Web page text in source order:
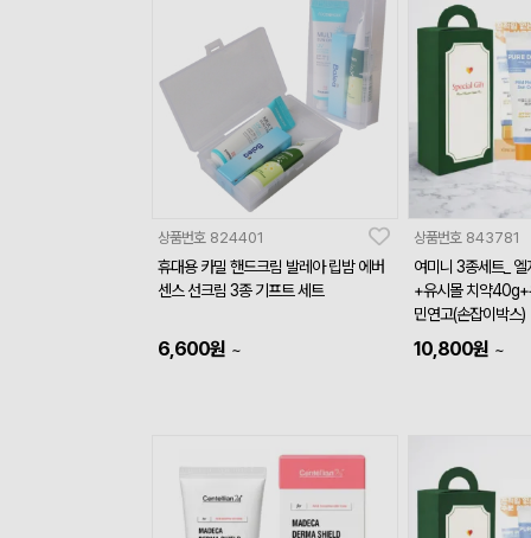
상품번호 824401
휴대용 카밀 핸드크림 발레아 립밤 에버
센스 선크림 3종 기프트 세트
6,600원 ~
상품번호 843781
여미니 3종세트_
+유시몰 치약40g+
민연고(손잡이박스)
10,800원 ~